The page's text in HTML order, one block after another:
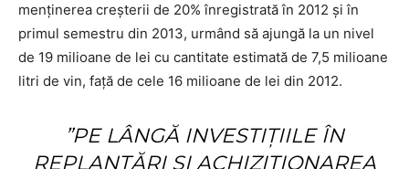
menținerea creșterii de 20% înregistrată în 2012 și în
primul semestru din 2013, urmând să ajungă la un nivel
de 19 milioane de lei cu cantitate estimată de 7,5 milioane
litri de vin, față de cele 16 milioane de lei din 2012.
”PE LÂNGĂ INVESTIȚIILE ÎN
REPLANTĂRI ȘI ACHIZIȚIONAREA